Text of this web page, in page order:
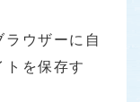
ウザーに自
トを保存す